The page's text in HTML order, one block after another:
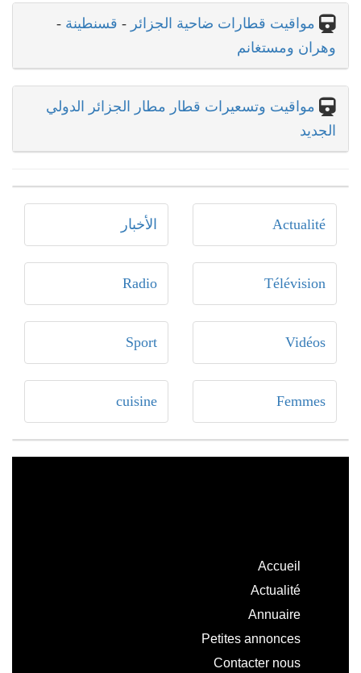
مواقيت قطارات ضاحية الجزائر - قسنطينة -
وهران ومستغانم
مواقيت وتسعيرات قطار مطار الجزائر الدولي
الجديد
Actualité الأخبار
Télévision
Radio
Vidéos
Sport
Femmes
cuisine
Accueil
Actualité
Annuaire
Petites annonces
Contacter nous